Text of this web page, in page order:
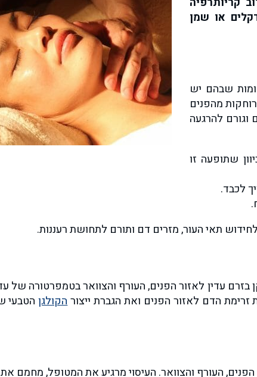
או שמן
שבהם יש
מהפנים
וגורם להרגעה
שתופעה זו
לכבד.
תאי העור, מזרים דם ותורם לתחושת רעננות.
הקולגןהטבעי
העורף והצוואר. העיסוי מרגיע את המטופל, מחמם את